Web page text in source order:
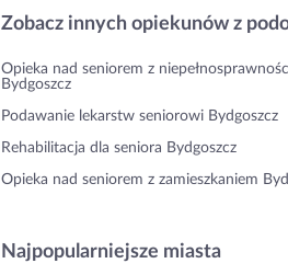
Zobacz innych opiekunów z
Opieka nad seniorem z
Bydgoszcz
Podawanie lekarstw seniorowi Bydgoszcz
Rehabilitacja dla seniora Bydgoszcz
Opieka nad seniorem z zamieszkaniem
Najpopularniejsze miasta